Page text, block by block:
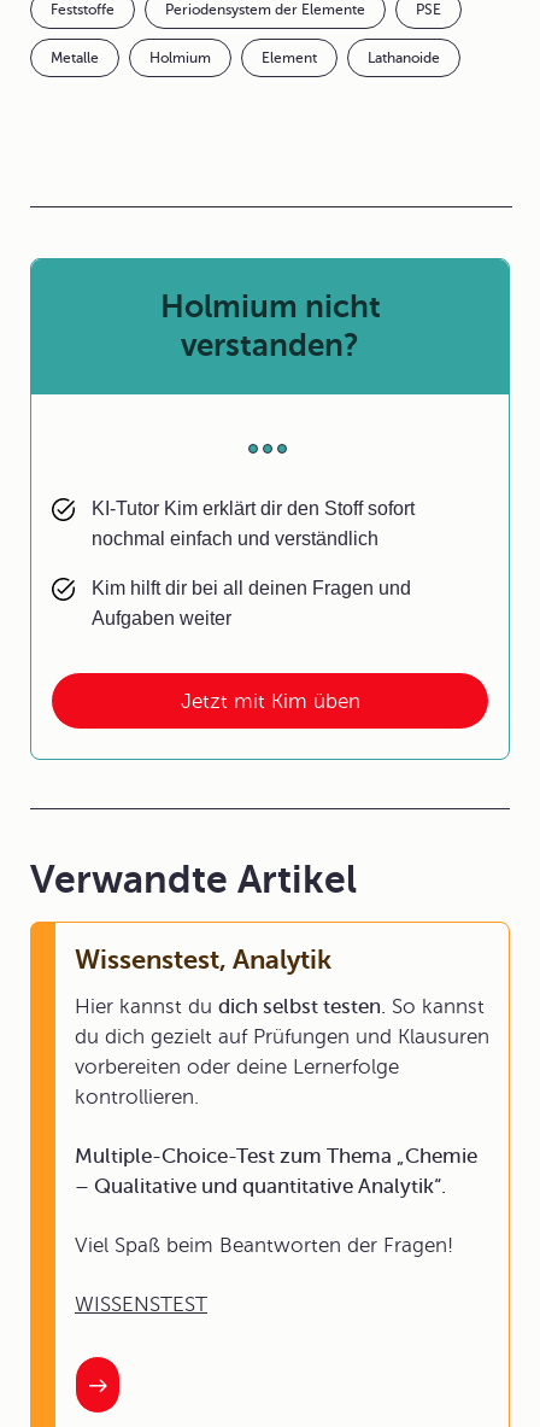
Feststoffe Periodensystem der Elemente PSE
Metalle Holmium Element Lathanoide
Jetzt mit Kim üben
Holmium nicht
verstanden?
KI-Tutor Kim erklärt dir den Stoff sofort
nochmal einfach und verständlich
Kim hilft dir bei all deinen Fragen und
Aufgaben weiter
Verwandte Artikel
Wissenstest, Analytik
Hier kannst du dich selbst testen. So kannst
du dich gezielt auf Prüfungen und Klausuren
vorbereiten oder deine Lernerfolge
kontrollieren.
Multiple-Choice-Test zum Thema „Chemie
– Qualitative und quantitative Analytik“.
Viel Spaß beim Beantworten der Fragen!
WISSENSTEST